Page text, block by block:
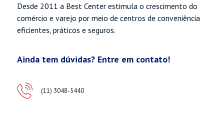
Desde 2011 a Best Center estimula o crescimento do
comércio e varejo por meio de centros de conveniência
eficientes, práticos e seguros.
Ainda tem dúvidas? Entre em contato!
(11) 3048-5440